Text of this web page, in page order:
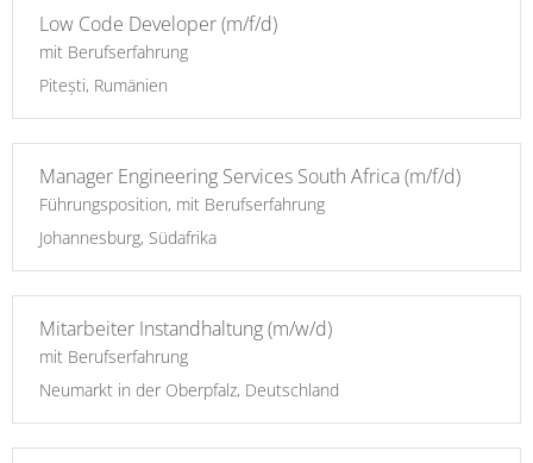
Low Code Developer (m/f/d)
mit Berufserfahrung
Pitești, Rumänien
Manager Engineering Services South Africa (m/f/d)
Führungsposition, mit Berufserfahrung
Johannesburg, Südafrika
Mitarbeiter Instandhaltung (m/w/d)
mit Berufserfahrung
Neumarkt in der Oberpfalz, Deutschland